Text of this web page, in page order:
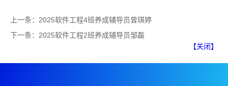
上一条： 2025软件工程4班养成辅导员曾琪婷
下一条： 2025软件工程2班养成辅导员邹磊
【关闭】